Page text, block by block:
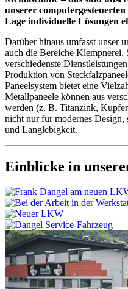
unserer
Lage individuelle Lösungen
Darüber hinaus umfasst unser
auch die Bereiche Klempnerei,
verschiedenste
Produktion von
Paneelsystem bietet eine
Metallpaneele können aus
werden (z. B. Titanzink,
nicht nur für modernes
und Langlebigkeit.
Einblicke in